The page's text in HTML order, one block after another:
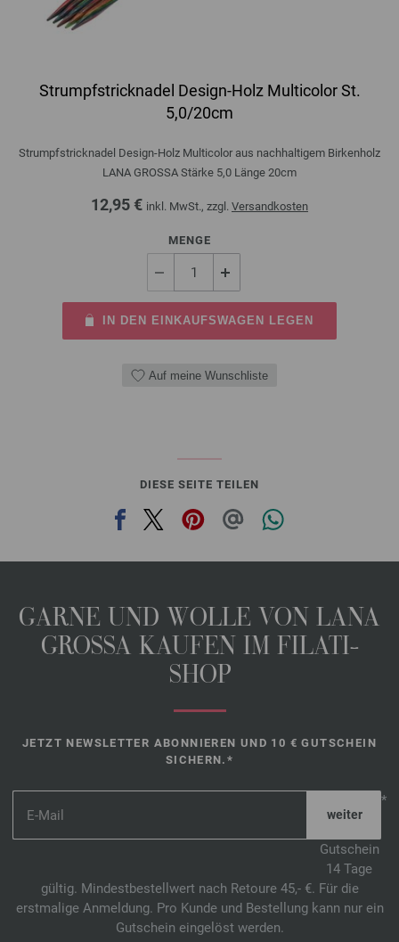
Strumpfstricknadel Design-Holz Multicolor St.
5,0/20cm
Strumpfstricknadel Design-Holz Multicolor aus nachhaltigem Birkenholz
LANA GROSSA Stärke 5,0 Länge 20cm
12,95 € inkl. MwSt., zzgl. Versandkosten
MENGE
IN DEN EINKAUFSWAGEN LEGEN
Auf meine Wunschliste
DIESE SEITE TEILEN
GARNE UND WOLLE VON LANA
GROSSA KAUFEN IM FILATI-
SHOP
JETZT NEWSLETTER ABONNIEREN UND 10 € GUTSCHEIN
SICHERN.*
*
Gutschein
14 Tage
gültig. Mindestbestellwert nach Retoure 45,- €. Für die
erstmalige Anmeldung. Pro Kunde und Bestellung kann nur ein
Gutschein eingelöst werden.